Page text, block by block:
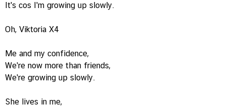
It's cos I'm growing up slowly.
Oh, Viktoria X4
Me and my confidence,
We're now more than friends,
We're growing up slowly.
She lives in me,